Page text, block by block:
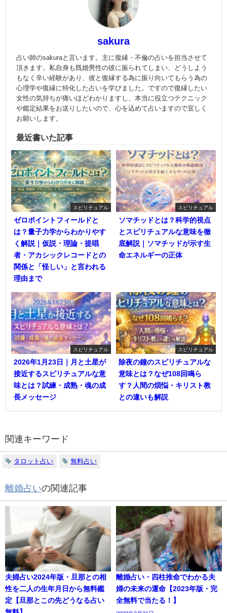
sakura
占い師のsakuraと言います。主に復縁・不倫の占いを担当させて
頂きます。私自身も既婚男性の彼に振られてしまい、どうしよう
もなく辛い経験があり、彼と復縁する為に振り向いてもらう為の
心理学や復縁に特化した占いを学びました。ですので復縁したい
女性の気持ちが痛いほどわかりますし、本当に役立つテクニック
や鑑定結果をお送りしたいので、心を込めて占いますので宜しく
お願いします。
最近書いた記事
スピリチュアル
ゼロポイントフィールドと
は？量子力学からわかりやす
く解説｜仮説・理論・提唱
者・アカシックレコードとの
関係と「怪しい」と言われる
理由まで
スピリチュアル
ソマチッドとは？科学的視点
とスピリチュアルな意味を徹
底解説｜ソマチッドが示す生
命エネルギーの正体
スピリチュアル
2026年1月23日｜月と土星が
接近するスピリチュアルな意
味とは？試練・成熟・魂の成
長メッセージ
スピリチュアル
除夜の鐘のスピリチュアルな
意味とは？なぜ108回鳴ら
す？人間の煩悩・キリスト教
との違いも解説
関連キーワード
タロット占い 無料占い
離婚占いの関連記事
夫婦占い2024年版・旦那との相
性を二人の生年月日から無料鑑
定【旦那とこの先どうなる占い
離婚占い・四柱推命でわかる夫
婦の未来の運命【2023年版・完
全無料で当たる！】